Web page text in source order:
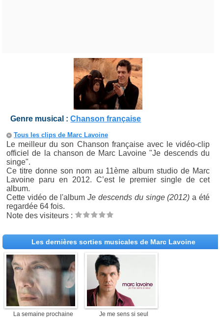
Genre musical :Chanson française
Tous les clips de Marc Lavoine
Le meilleur du son Chanson française avec le vidéo-clip
officiel de la chanson de Marc Lavoine "Je descends du
singe".
Ce titre donne son nom au 11ème album studio de Marc
Lavoine paru en 2012. C’est le premier single de cet
album.
Cette vidéo de l'albumJe descends du singe (2012) a été
regardée 64 fois.
Note des visiteurs :
Les dernières sorties musicales de Marc Lavoine
La semaine prochaine Je me sens si seul